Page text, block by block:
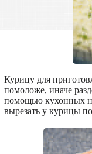
Курицу для
помоложе, иначе
помощью кухонных
вырезать у курицы